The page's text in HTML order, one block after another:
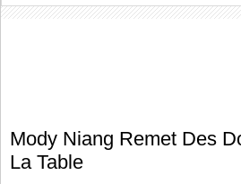
Mody Niang Remet Des
La Table